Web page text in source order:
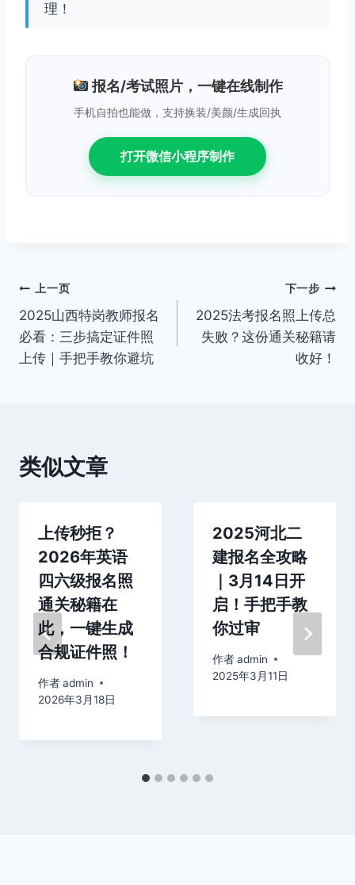
理！
报名/考试照片，一键在线制作
手机自拍也能做，支持换装/美颜/生成回执
打开微信小程序制作
文
章
导
上一页
2025山西特岗教师报名
必看：三步搞定证件照
上传｜手把手教你避坑
下一步
2025法考报名照上传总
失败？这份通关秘籍请
收好！
类似文章
上传秒拒？
2026年英语
四六级报名照
通关秘籍在
此，一键生成
合规证件照！
作者admin
2026年3月18日
2025河北二
建报名全攻略
｜3月14日开
启！手把手教
你过审
作者admin
2025年3月11日